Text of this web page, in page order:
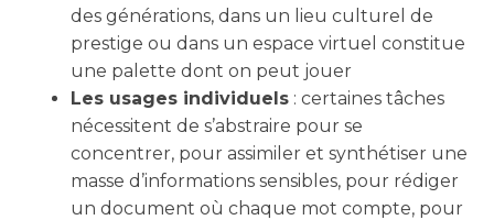
des générations, dans un lieu culturel de
prestige ou dans un espace virtuel constitue
une palette dont on peut jouer
Les usages individuels : certaines tâches
nécessitent de s’abstraire pour se
concentrer, pour assimiler et synthétiser une
masse d’informations sensibles, pour rédiger
un document où chaque mot compte, pour